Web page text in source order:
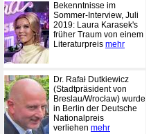
Bekenntnisse im
Sommer-Interview, Juli
2019: Laura Karasek's
früher Traum von einem
Literaturpreis mehr
Dr. Rafał Dutkiewicz
(Stadtpräsident von
Breslau/Wrocław) wurde
in Berlin der Deutsche
Nationalpreis
verliehen mehr